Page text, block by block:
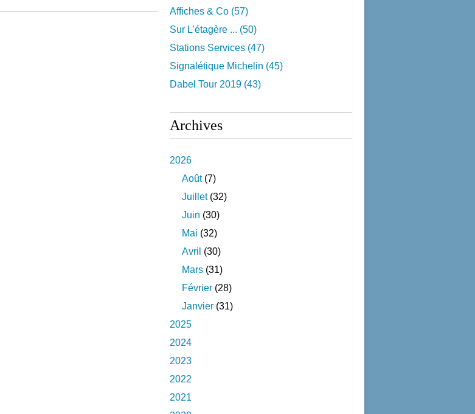
Affiches & Co (57)
Sur L'étagère ... (50)
Stations Services (47)
Signalétique Michelin (45)
Dabel Tour 2019 (43)
Archives
2026
Août(7)
Juillet(32)
Juin (30)
Mai (32)
Avril (30)
Mars (31)
Février (28)
Janvier (31)
2025
2024
2023
2022
2021